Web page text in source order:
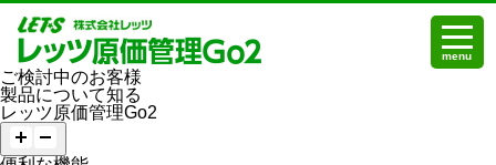
menu
ご検討中のお客様
製品について知る
レッツ原価管理Go2